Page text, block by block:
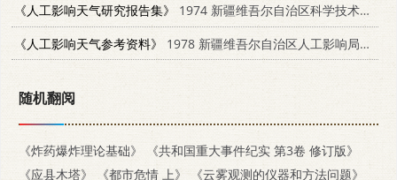
《人工影响天气研究报告集》
1974 新疆维吾尔自治区科学技术委员会；气象局
《人工影响天气参考资料》
1978 新疆维吾尔自治区人工影响局部天气领导小组办公室；气象局气象科学研究所
随机翻阅
《炸药爆炸理论基础》
《共和国重大事件纪实 第3卷 修订版》
《应县木塔》
《都市危情 上》
《云雾观测的仪器和方法问题》